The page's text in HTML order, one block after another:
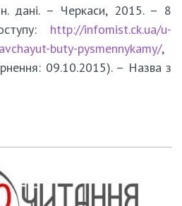
дані. – Черкаси, 2015. – 8
http://infomist.ck.ua/u-
buty-pysmennykamy/,
09.10.2015). – Назва з